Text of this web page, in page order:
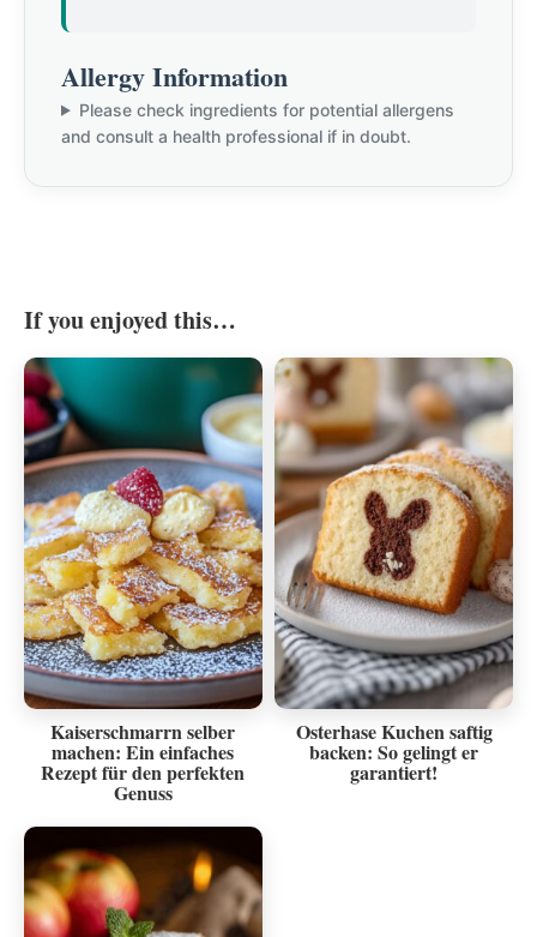
Allergy Information
Please check ingredients for potential allergens
and consult a health professional if in doubt.
If you enjoyed this…
Kaiserschmarrn selber
machen: Ein einfaches
Rezept für den perfekten
Genuss
Osterhase Kuchen saftig
backen: So gelingt er
garantiert!